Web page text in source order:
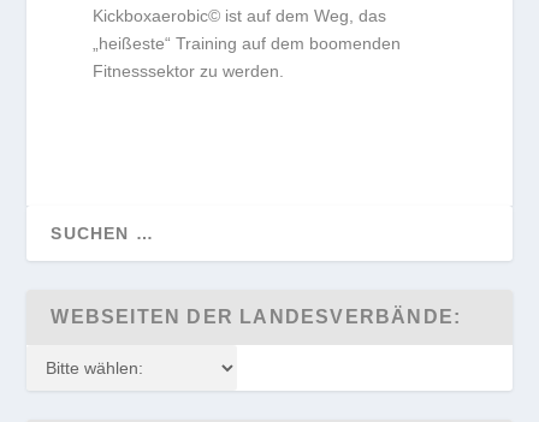
Kickboxaerobic© ist auf dem Weg, das
„heißeste“ Training auf dem boomenden
Fitnesssektor zu werden.
WEBSEITEN DER LANDESVERBÄNDE: